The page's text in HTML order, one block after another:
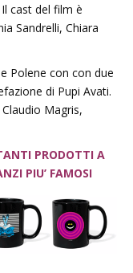
cast del film è
Sandrelli, Chiara
Polene con con due
di Pupi Avati.
Magris,
PRODOTTI A
PIU’ FAMOSI